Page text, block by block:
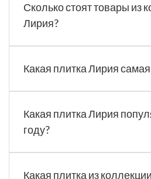
Сколько стоят товары из
Лирия?
Какая плитка Лирия
Какая плитка Лирия
году?
Какая плитка из